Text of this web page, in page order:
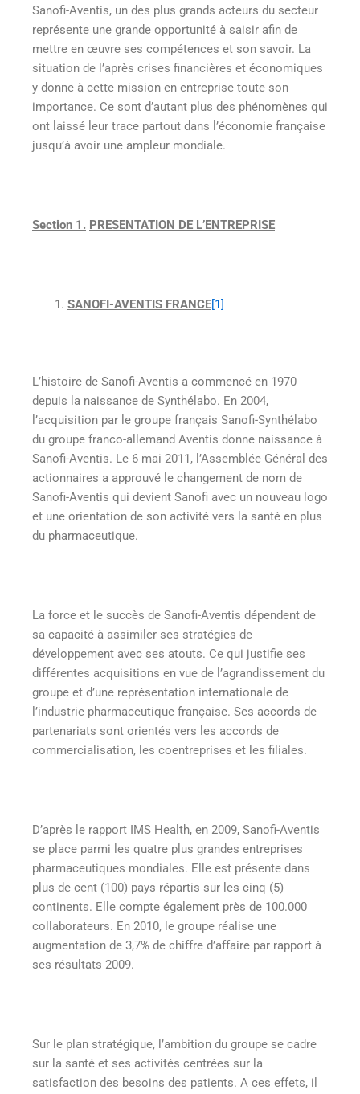
Sanofi-Aventis, un des plus grands acteurs du secteur
représente une grande opportunité à saisir afin de
mettre en œuvre ses compétences et son savoir. La
situation de l’après crises financières et économiques
y donne à cette mission en entreprise toute son
importance. Ce sont d’autant plus des phénomènes qui
ont laissé leur trace partout dans l’économie française
jusqu’à avoir une ampleur mondiale.
Section 1. PRESENTATION DE L’ENTREPRISE
SANOFI-AVENTIS FRANCE[1]
L’histoire de Sanofi-Aventis a commencé en 1970
depuis la naissance de Synthélabo. En 2004,
l’acquisition par le groupe français Sanofi-Synthélabo
du groupe franco-allemand Aventis donne naissance à
Sanofi-Aventis. Le 6 mai 2011, l’Assemblée Général des
actionnaires a approuvé le changement de nom de
Sanofi-Aventis qui devient Sanofi avec un nouveau logo
et une orientation de son activité vers la santé en plus
du pharmaceutique.
La force et le succès de Sanofi-Aventis dépendent de
sa capacité à assimiler ses stratégies de
développement avec ses atouts. Ce qui justifie ses
différentes acquisitions en vue de l’agrandissement du
groupe et d’une représentation internationale de
l’industrie pharmaceutique française. Ses accords de
partenariats sont orientés vers les accords de
commercialisation, les coentreprises et les filiales.
D’après le rapport IMS Health, en 2009, Sanofi-Aventis
se place parmi les quatre plus grandes entreprises
pharmaceutiques mondiales. Elle est présente dans
plus de cent (100) pays répartis sur les cinq (5)
continents. Elle compte également près de 100.000
collaborateurs. En 2010, le groupe réalise une
augmentation de 3,7% de chiffre d’affaire par rapport à
ses résultats 2009.
Sur le plan stratégique, l’ambition du groupe se cadre
sur la santé et ses activités centrées sur la
satisfaction des besoins des patients. A ces effets, il